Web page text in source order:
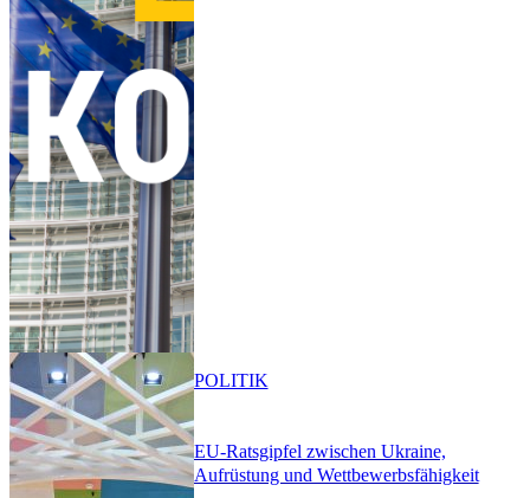
EU-Ratsgipfel zwischen Ukraine,
Aufrüstung und Wettbewerbsfähigkeit
POLITIK